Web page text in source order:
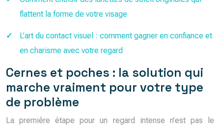
flattent la forme de votre visage
L’art du contact visuel : comment gagner en confiance et
en charisme avec votre regard
Cernes et poches : la solution qui
marche vraiment pour votre type
de problème
La première étape pour un regard intense n’est pas le